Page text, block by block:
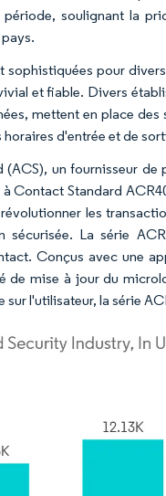
soulignant la
sophistiquées pour
et fiable. Divers
mettent en place
d'entrée et de
un fournisseur
Contact Standard
les
La série
Conçus avec une
de mise à jour du
l'utilisateur, la série